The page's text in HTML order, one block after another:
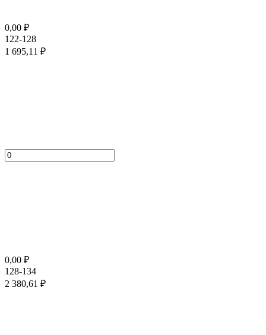
0,00 ₽
122-128
1 695,11 ₽
0,00 ₽
128-134
2 380,61 ₽